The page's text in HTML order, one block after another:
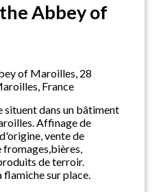
Abbey of
of Maroilles, 28
France
situent dans un bâtiment
Affinage de
vente de
fromages,bières,
de terroir.
sur place.